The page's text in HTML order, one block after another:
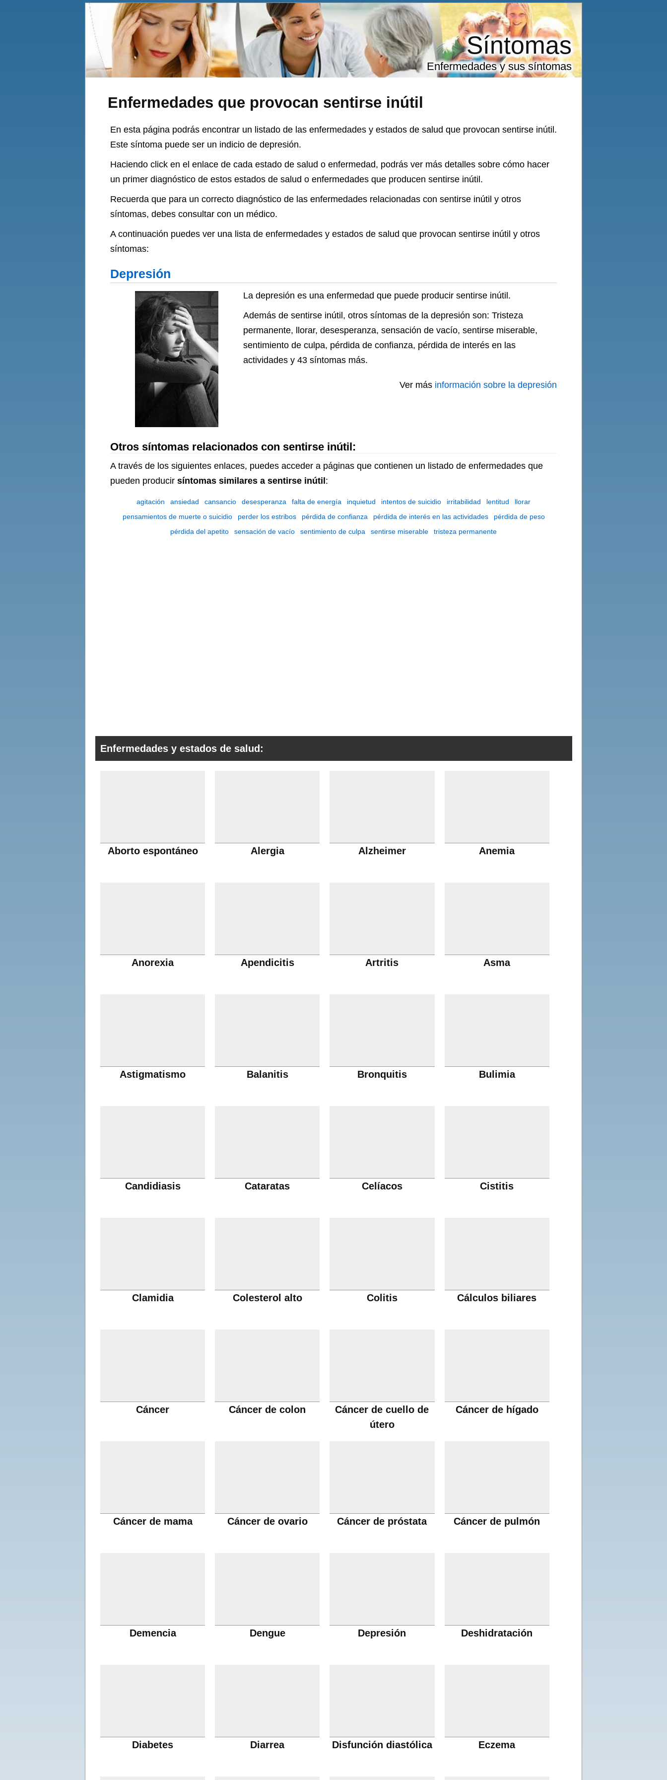
Enfermedades que provocan sentirse inútil
Síntomas
Enfermedades y sus síntomas
En esta página podrás encontrar un listado de las enfermedades y estados de salud que provocan sentirse inútil.
Este síntoma puede ser un indicio de depresión.
Haciendo click en el enlace de cada estado de salud o enfermedad, podrás ver más detalles sobre cómo hacer
un primer diagnóstico de estos estados de salud o enfermedades que producen sentirse inútil.
Recuerda que para un correcto diagnóstico de las enfermedades relacionadas con sentirse inútil y otros
síntomas, debes consultar con un médico.
A continuación puedes ver una lista de enfermedades y estados de salud que provocan sentirse inútil y otros
síntomas:
Depresión
La depresión es una enfermedad que puede producir sentirse inútil.
Además de sentirse inútil, otros síntomas de la depresión son: Tristeza
permanente, llorar, desesperanza, sensación de vacío, sentirse miserable,
sentimiento de culpa, pérdida de confianza, pérdida de interés en las
actividades y 43 síntomas más.
Ver más información sobre la depresión
Otros síntomas relacionados con sentirse inútil:
A través de los siguientes enlaces, puedes acceder a páginas que contienen un listado de enfermedades que
pueden producir síntomas similares a sentirse inútil :
agitación ansiedad cansancio desesperanza falta de energía inquietud intentos de suicidio irritabilidad lentitud
llorar
pensamientos de muerte o suicidio
perder los estribos pérdida de confianza pérdida de interés en las actividades
pérdida de peso
pérdida del apetito
sensación de vacío sentimiento de culpa sentirse miserable tristeza permanente
Enfermedades y estados de salud:
Aborto espontáneo Alergia Alzheimer Anemia
Anorexia Apendicitis Artritis Asma
Astigmatismo Balanitis Bronquitis Bulimia
Candidiasis Cataratas Celíacos Cistitis
Clamidia Colesterol alto Colitis Cálculos biliares
Cáncer Cáncer de colon
Cáncer de cuello de
útero
Cáncer de hígado
Cáncer de mama Cáncer de ovario Cáncer de próstata Cáncer de pulmón
Demencia Dengue Depresión Deshidratación
Diabetes Diarrea Disfunción diastólica Eczema